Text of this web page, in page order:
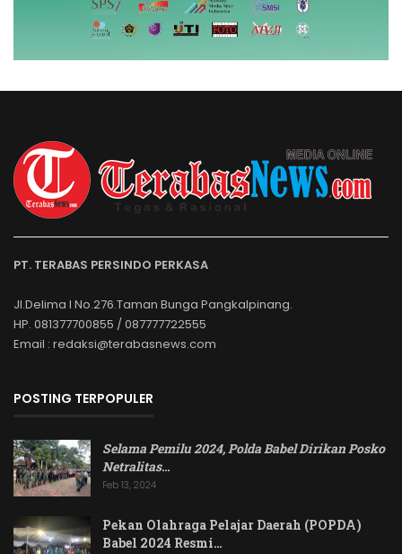
PT. TERABAS PERSINDO PERKASA
Jl.Delima I No.276.Taman Bunga Pangkalpinang.
HP. 081377700855 / 087777722555
Email : redaksi@terabasnews.com
POSTING TERPOPULER
Selama Pemilu 2024, Polda Babel Dirikan Posko
Netralitas…
Feb 13, 2024
Pekan Olahraga Pelajar Daerah (POPDA)
Babel 2024 Resmi…